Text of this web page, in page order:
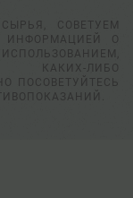
СОВЕТУЕМ
ИНФОРМАЦИЕЙ О
КАКИХ-ЛИБО
ПОСОВЕТУЙТЕСЬ